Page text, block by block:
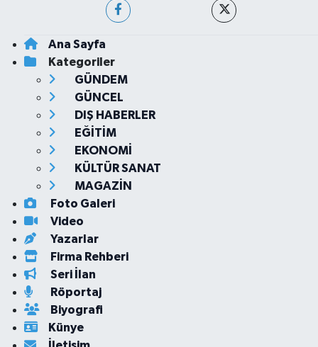
Ana Sayfa
Kategoriler
GÜNDEM
GÜNCEL
DIŞ HABERLER
EĞİTİM
EKONOMİ
KÜLTÜR SANAT
MAGAZİN
Foto Galeri
Video
Yazarlar
Firma Rehberi
Seri İlan
Röportaj
Biyografi
Künye